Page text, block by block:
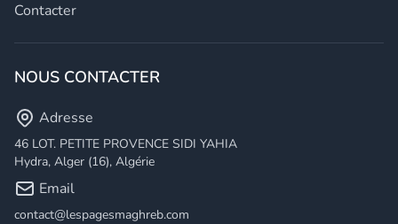
Contacter
NOUS CONTACTER
Adresse
46 LOT. PETITE PROVENCE SIDI YAHIA
Hydra, Alger (16), Algérie
Email
contact@lespagesmaghreb.com